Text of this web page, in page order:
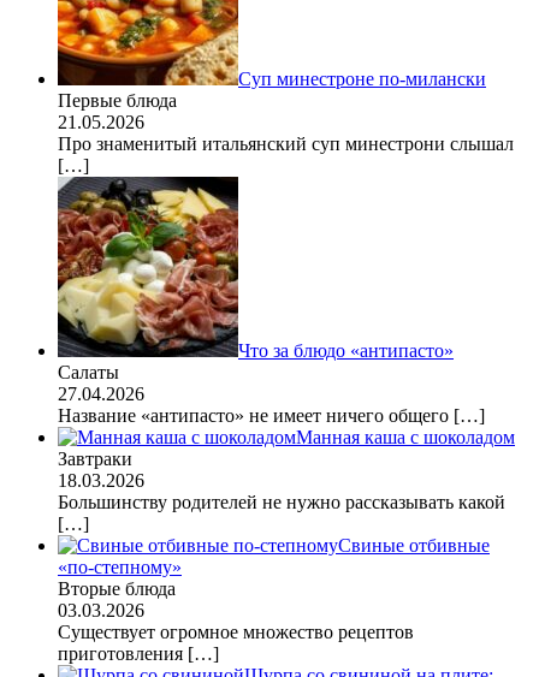
Суп минестроне по-милански
Первые блюда
21.05.2026
Про знаменитый итальянский суп минестрони слышал
[…]
Что за блюдо «антипасто»
Салаты
27.04.2026
Название «антипасто» не имеет ничего общего […]
Манная каша с шоколадом
Завтраки
18.03.2026
Большинству родителей не нужно рассказывать какой
[…]
Свиные отбивные
«по-степному»
Вторые блюда
03.03.2026
Существует огромное множество рецептов
приготовления […]